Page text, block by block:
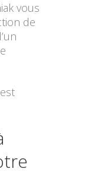
vous
de